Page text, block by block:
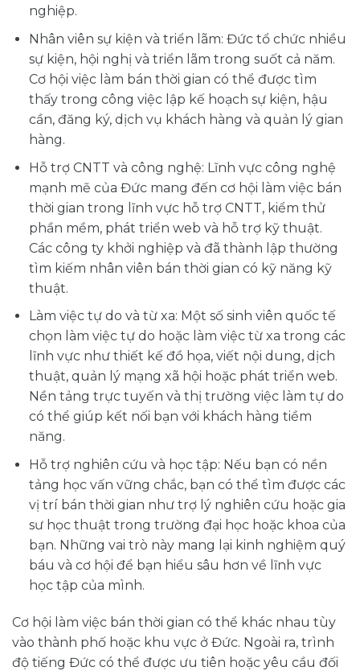
nghiệp.
Nhân viên sự kiện và triển lãm: Đức tổ chức nhiều
sự kiện, hội nghị và triển lãm trong suốt cả năm.
Cơ hội việc làm bán thời gian có thể được tìm
thấy trong công việc lập kế hoạch sự kiện, hậu
cần, đăng ký, dịch vụ khách hàng và quản lý gian
hàng.
Hỗ trợ CNTT và công nghệ: Lĩnh vực công nghệ
mạnh mẽ của Đức mang đến cơ hội làm việc bán
thời gian trong lĩnh vực hỗ trợ CNTT, kiểm thử
phần mềm, phát triển web và hỗ trợ kỹ thuật.
Các công ty khởi nghiệp và đã thành lập thường
tìm kiếm nhân viên bán thời gian có kỹ năng kỹ
thuật.
Làm việc tự do và từ xa: Một số sinh viên quốc tế
chọn làm việc tự do hoặc làm việc từ xa trong các
lĩnh vực như thiết kế đồ họa, viết nội dung, dịch
thuật, quản lý mạng xã hội hoặc phát triển web.
Nền tảng trực tuyến và thị trường việc làm tự do
có thể giúp kết nối bạn với khách hàng tiềm
năng.
Hỗ trợ nghiên cứu và học tập: Nếu bạn có nền
tảng học vấn vững chắc, bạn có thể tìm được các
vị trí bán thời gian như trợ lý nghiên cứu hoặc gia
sư học thuật trong trường đại học hoặc khoa của
bạn. Những vai trò này mang lại kinh nghiệm quý
báu và cơ hội để bạn hiểu sâu hơn về lĩnh vực
học tập của mình.
Cơ hội làm việc bán thời gian có thể khác nhau tùy
vào thành phố hoặc khu vực ở Đức. Ngoài ra, trình
độ tiếng Đức có thể được ưu tiên hoặc yêu cầu đối